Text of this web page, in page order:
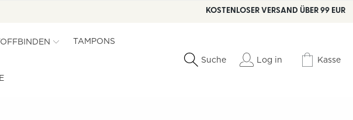
KOSTENLOSER VERSAND ÜBER 99 EUR
TAMPONS
Suche Log in Kasse